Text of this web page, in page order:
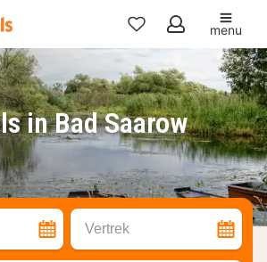
Mijn
favorieten
menu
in Bad Saarow
Vertrek